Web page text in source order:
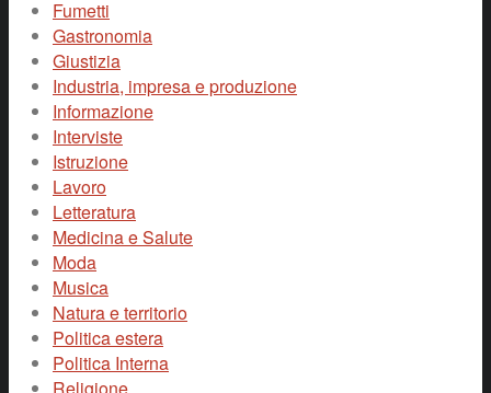
Fumetti
Gastronomia
Giustizia
Industria, impresa e produzione
Informazione
Interviste
Istruzione
Lavoro
Letteratura
Medicina e Salute
Moda
Musica
Natura e territorio
Politica estera
Politica Interna